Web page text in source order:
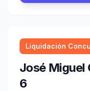
Liquidación
José Miguel
6